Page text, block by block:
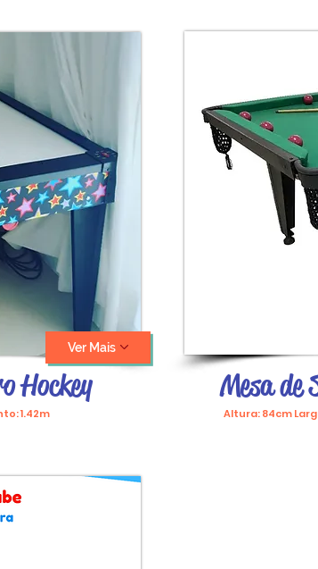
Ver Mais
Hockey
1.42m
Mesa de
Altura: 84cm